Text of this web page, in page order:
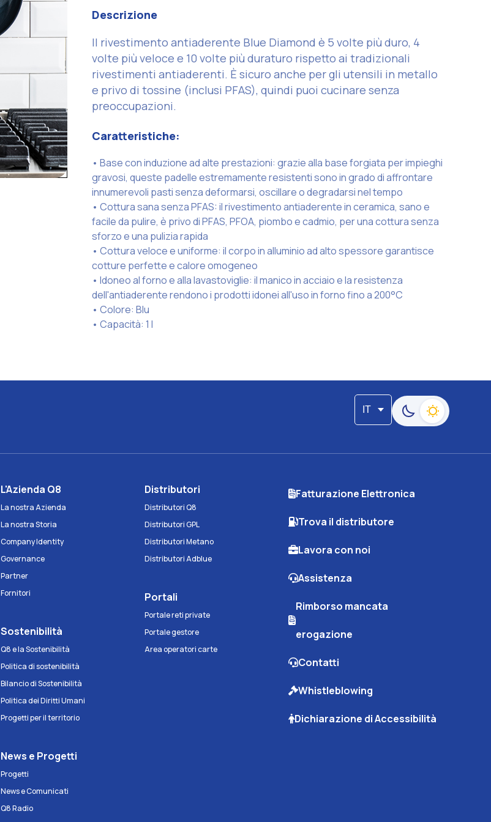
Descrizione
Il rivestimento antiaderente Blue Diamond è 5 volte più duro, 4
volte più veloce e 10 volte più duraturo rispetto ai tradizionali
rivestimenti antiaderenti. È sicuro anche per gli utensili in metallo
e privo di tossine (inclusi PFAS), quindi puoi cucinare senza
preoccupazioni.
Caratteristiche:
• Base con induzione ad alte prestazioni: grazie alla base forgiata per impieghi
gravosi, queste padelle estremamente resistenti sono in grado di affrontare
innumerevoli pasti senza deformarsi, oscillare o degradarsi nel tempo
• Cottura sana senza PFAS: il rivestimento antiaderente in ceramica, sano e
facile da pulire, è privo di PFAS, PFOA, piombo e cadmio, per una cottura senza
sforzo e una pulizia rapida
• Cottura veloce e uniforme: il corpo in alluminio ad alto spessore garantisce
cotture perfette e calore omogeneo
• Idoneo al forno e alla lavastoviglie: il manico in acciaio e la resistenza
dell'antiaderente rendono i prodotti idonei all'uso in forno fino a 200°C
• Colore: Blu
• Capacità: 1 l
IT
Passa alla modalità
L'Azienda Q8
La nostra Azienda
La nostra Storia
Company Identity
Governance
Partner
Fornitori
Sostenibilità
Q8 e la Sostenibilità
Politica di sostenibilità
Bilancio di Sostenibilità
Politica dei Diritti Umani
Progetti per il territorio
News e Progetti
Progetti
News e Comunicati
Q8 Radio
Distributori
Distributori Q8
Distributori GPL
Distributori Metano
Distributori Adblue
Portali
Portale reti private
Portale gestore
Area operatori carte
Fatturazione Elettronica
Trova il distributore
Lavora con noi
Assistenza
Rimborso mancata
erogazione
Contatti
Whistleblowing
Dichiarazione di Accessibilità